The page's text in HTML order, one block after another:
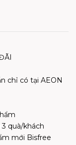
chỉ có tại AEON
quà/khách​
mới Bisfree